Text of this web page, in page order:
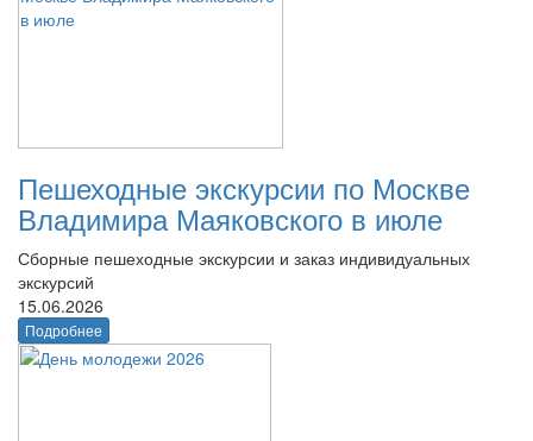
Пешеходные экскурсии по Москве
Владимира Маяковского в июле
Сборные пешеходные экскурсии и заказ индивидуальных
экскурсий
15.06.2026
Подробнее